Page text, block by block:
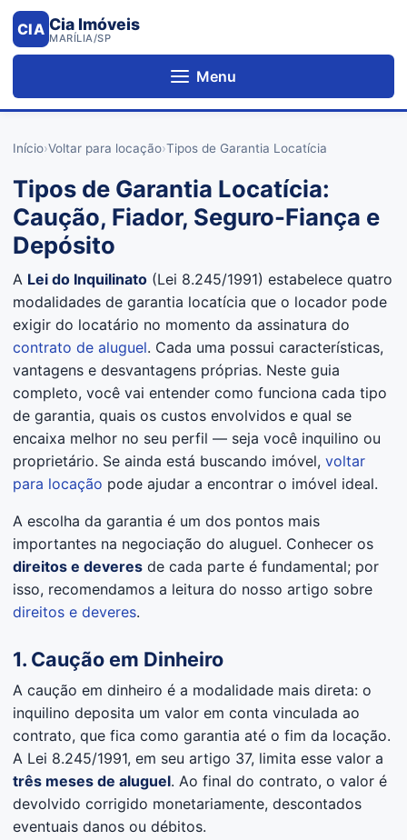
CIA Cia Imóveis
MARÍLIA/SP
Menu
Início›Voltar para locação›Tipos de Garantia Locatícia
Tipos de Garantia Locatícia:
Caução, Fiador, Seguro-Fiança e
Depósito
A Lei do Inquilinato (Lei 8.245/1991) estabelece quatro
modalidades de garantia locatícia que o locador pode
exigir do locatário no momento da assinatura do
contrato de aluguel. Cada uma possui características,
vantagens e desvantagens próprias. Neste guia
completo, você vai entender como funciona cada tipo
de garantia, quais os custos envolvidos e qual se
encaixa melhor no seu perfil — seja você inquilino ou
proprietário. Se ainda está buscando imóvel, voltar
para locação pode ajudar a encontrar o imóvel ideal.
A escolha da garantia é um dos pontos mais
importantes na negociação do aluguel. Conhecer os
direitos e deveres de cada parte é fundamental; por
isso, recomendamos a leitura do nosso artigo sobre
direitos e deveres.
1. Caução em Dinheiro
A caução em dinheiro é a modalidade mais direta: o
inquilino deposita um valor em conta vinculada ao
contrato, que fica como garantia até o fim da locação.
A Lei 8.245/1991, em seu artigo 37, limita esse valor a
três meses de aluguel. Ao final do contrato, o valor é
devolvido corrigido monetariamente, descontados
eventuais danos ou débitos.